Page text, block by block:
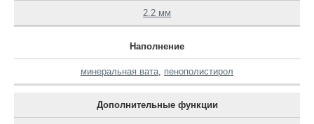
2.2 мм
Наполнение
минеральная вата, пенополистирол
Дополнительные функции